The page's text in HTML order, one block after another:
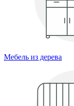
Мебель из дерева